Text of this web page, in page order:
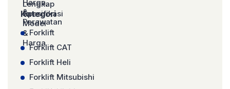
Kategori
Forklift
Forklift CAT
Forklift Heli
Forklift Mitsubishi